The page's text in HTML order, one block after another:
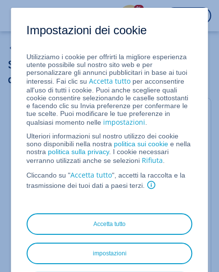
%
Server Cloud: riparare la versione attuale
del kernel (Ubuntu/Debian)
Se non riesci a migrare il tuo server anche hai
installato il kernel più recente, è possibile che
esempio, se la partizione di avvio del server aveva
meno di 100 MB di spazio libero prima della
migrazione. Oltre a ciò, potrebbero esserci anche
Se il kernel Linux è danneggiato, vari segnali
ai seguenti indizi e utilizzare i metodi qui indicati
per riconoscere se il kernel è danneggiato:
kernel danneggiato sono i problemi di avvio. Il
sistema potrebbe bloccarsi in un ciclo di avvio,
Impostazioni dei cookie
Utilizziamo i cookie per offrirti la migliore esperienza
utente possibile sul nostro sito web e per
personalizzare gli annunci pubblicitari in base ai tuoi
interessi. Fai clic suAccetta tutto per acconsentire
all'uso di tutti i cookie. Puoi anche scegliere quali
cookie consentire selezionando le caselle sottostanti
e facendo clic su Invia preferenze per confermare le
tue scelte. Puoi modificare le tue preferenze in
qualsiasi momento nelle impostazioni
Ulteriori informazioni sul nostro utilizzo dei cookie
sono disponibili nella nostra politica sui cookie e nella
nostra politica sulla privacy. I cookie necessari
verranno utilizzati anche se selezioni Rifiuta
Cliccando su "Accetta tutto", accetti la raccolta e la
trasmissione dei tuoi dati a paesi terzi.
Accetta tutto
impostazioni